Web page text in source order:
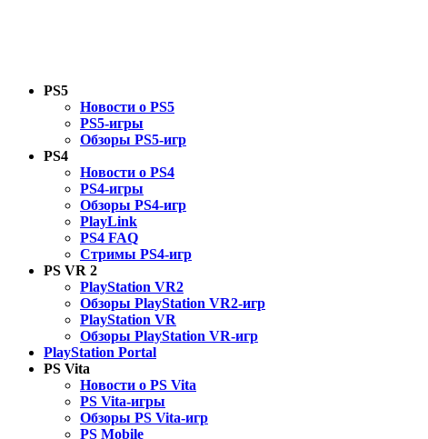
PS5
Новости о PS5
PS5-игры
Обзоры PS5-игр
PS4
Новости о PS4
PS4-игры
Обзоры PS4-игр
PlayLink
PS4 FAQ
Стримы PS4-игр
PS VR 2
PlayStation VR2
Обзоры PlayStation VR2-игр
PlayStation VR
Обзоры PlayStation VR-игр
PlayStation Portal
PS Vita
Новости о PS Vita
PS Vita-игры
Обзоры PS Vita-игр
PS Mobile